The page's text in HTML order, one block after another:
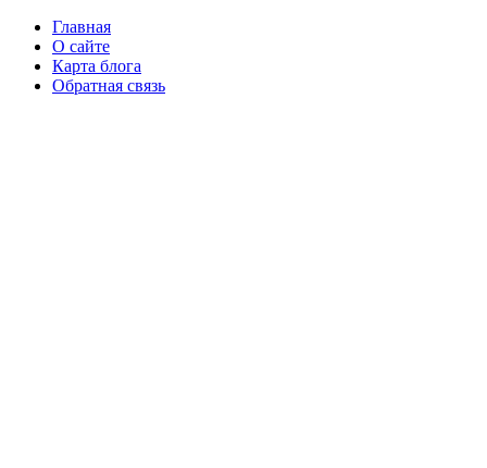
Главная
О сайте
Карта блога
Обратная связь